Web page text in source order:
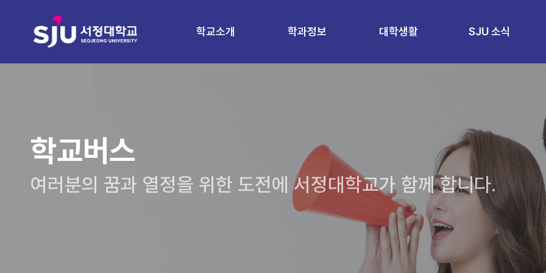
학교소개 학과정보 대학생활 SJU 소식
학교버스
여러분의 꿈과 열정을 위한 도전에 서정대학교가 함께 합니다.